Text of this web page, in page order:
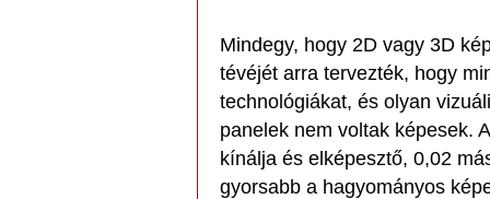
Mindegy, hogy 2D vagy 3D
tévéjét arra tervezték, hogy
technológiákat, és olyan
panelek nem voltak képesek.
kínálja és elképesztő, 0,02
gyorsabb a hagyományos